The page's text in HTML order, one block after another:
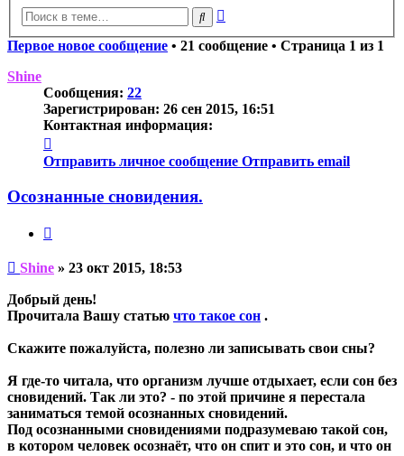
Поиск
Первое новое сообщение • 21 сообщение • Страница 1 из 1
Shine
Сообщения: 22
Зарегистрирован: 26 сен 2015, 16:51
Контактная информация:
информация
пользователя
Отправить личное сообщение Отправить email
Осознанные сновидения.
Непрочитанное
Shine » 23 окт 2015, 18:53
Добрый день!
Прочитала Вашу статью что такое сон .
Скажите пожалуйста, полезно ли записывать свои сны?
Я где-то читала, что организм лучше отдыхает, если сон без
сновидений. Так ли это? - по этой причине я перестала
заниматься темой осознанных сновидений.
Под осознанными сновидениями подразумеваю такой сон,
в котором человек осознаёт, что он спит и это сон, и что он